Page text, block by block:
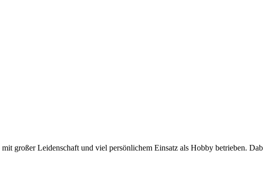
großer Leidenschaft und viel persönlichem Einsatz als Hobby betrieben.